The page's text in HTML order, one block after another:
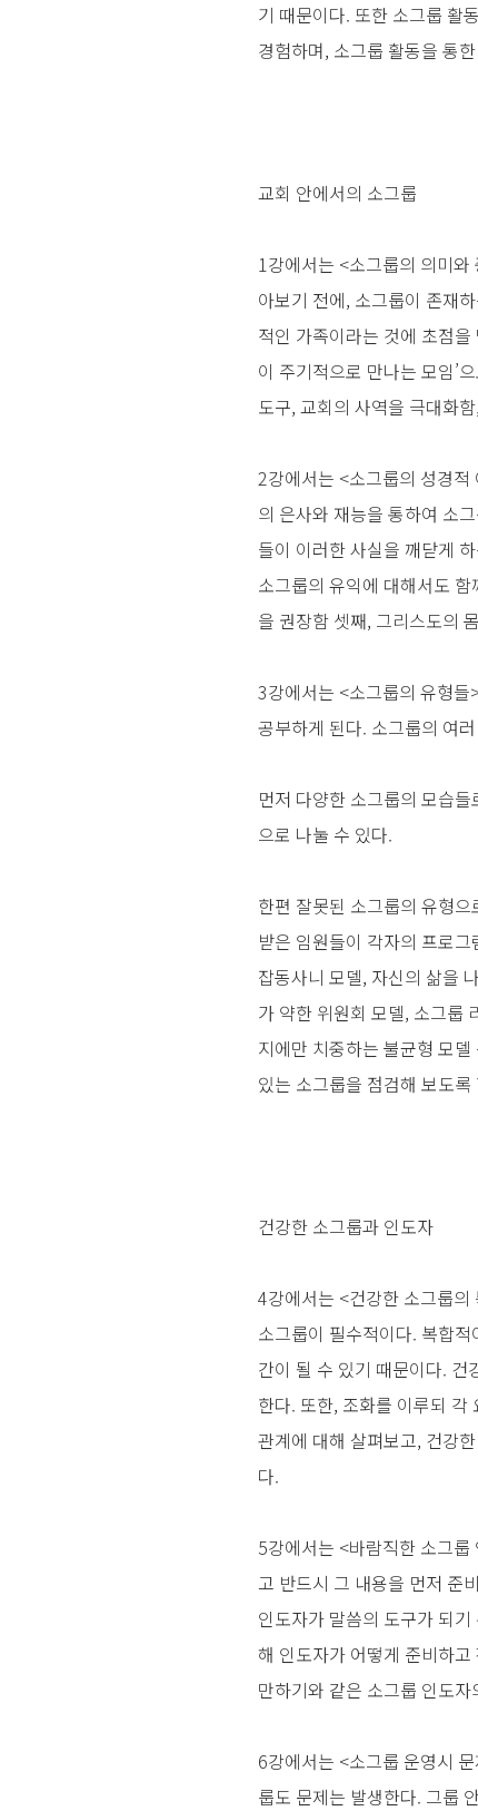
기 때문이다. 또한 소그룹 활
경험하며, 소그룹 활동을 통
교회 안에서의 소그룹
1강에서는 <소그룹의 의미
아보기 전에, 소그룹이 존재
적인 가족이라는 것에 초점
이 주기적으로 만나는 모임’
도구, 교회의 사역을 극대화
2강에서는 <소그룹의 성경
의 은사와 재능을 통하여 소
들이 이러한 사실을 깨닫게
소그룹의 유익에 대해서도
을 권장함 셋째, 그리스도의
3강에서는 <소그룹의 유형
공부하게 된다. 소그룹의 여
먼저 다양한 소그룹의 모습
으로 나눌 수 있다.
한편 잘못된 소그룹의 유형
받은 임원들이 각자의 프로
잡동사니 모델, 자신의 삶을
가 약한 위원회 모델, 소그룹
지에만 치중하는 불균형 모
있는 소그룹을 점검해 보도록
건강한 소그룹과 인도자
4강에서는 <건강한 소그룹
소그룹이 필수적이다. 복합
간이 될 수 있기 때문이다.
한다. 또한, 조화를 이루되
관계에 대해 살펴보고, 건강
다.
5강에서는 <바람직한 소그
고 반드시 그 내용을 먼저 준
인도자가 말씀의 도구가 되
해 인도자가 어떻게 준비하
만하기와 같은 소그룹 인도
6강에서는 <소그룹 운영시
룹도 문제는 발생한다. 그룹